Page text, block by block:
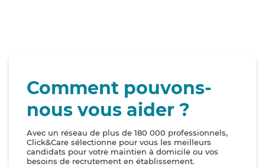
Comment pouvons-
nous vous aider ?
Avec un réseau de plus de 180 000 professionnels,
Click&Care sélectionne pour vous les meilleurs
candidats pour votre maintien à domicile ou vos
besoins de recrutement en établissement.